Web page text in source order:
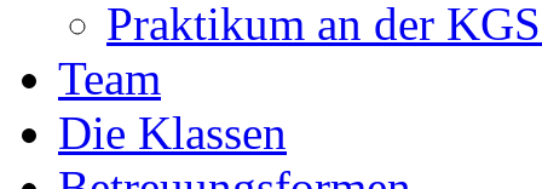
Praktikum an der
Team
Die Klassen